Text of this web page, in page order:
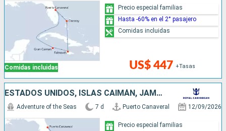
Comidas incluidas US$ 447 +Tasas
Precio especial familias
Hasta -60% en el 2° pasajero
Comidas incluidas
ESTADOS UNIDOS, ISLAS CAIMÁN, JAMAICA, BAHAMAS
Adventure of the Seas 7 d Puerto Canaveral 12/09/2026
Precio especial familias